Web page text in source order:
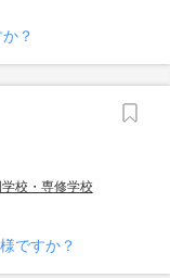
？
校・専修学校
ですか？